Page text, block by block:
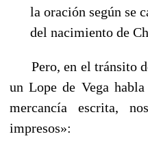
la oración según se
del nacimiento de
Pero, en el tránsito
un Lope de Vega
mercancía escrita,
impresos»: